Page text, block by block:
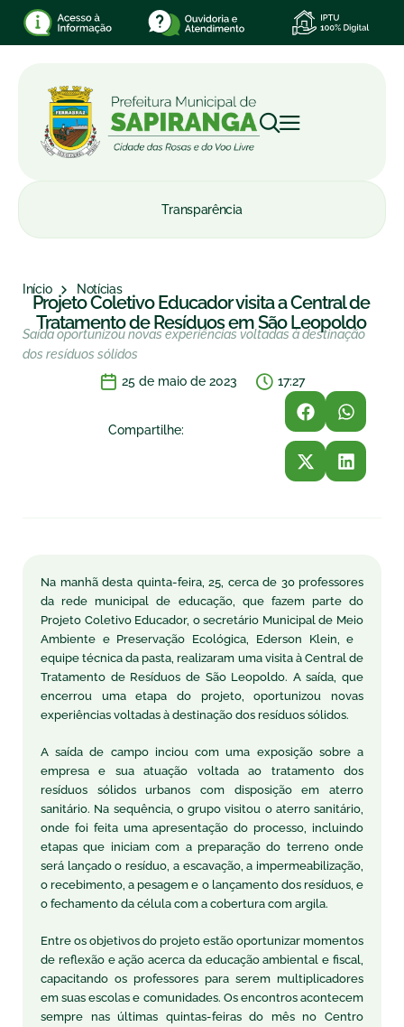
Transparência
Início Notícias
Projeto Coletivo Educador visita a Central de
Tratamento de Resíduos em São Leopoldo
Saída oportunizou novas experiências voltadas à destinação
dos resíduos sólidos
25 de maio de 2023
17:27
Compartilhe:
Na manhã desta quinta-feira, 25, cerca de 30 professores
da rede municipal de educação, que fazem parte do
Projeto Coletivo Educador, o secretário Municipal de Meio
Ambiente e Preservação Ecológica, Ederson Klein, e
equipe técnica da pasta, realizaram uma visita à Central de
Tratamento de Resíduos de São Leopoldo. A saída, que
encerrou uma etapa do projeto, oportunizou novas
experiências voltadas à destinação dos resíduos sólidos.
A saída de campo inciou com uma exposição sobre a
empresa e sua atuação voltada ao tratamento dos
resíduos sólidos urbanos com disposição em aterro
sanitário. Na sequência, o grupo visitou o aterro sanitário,
onde foi feita uma apresentação do processo, incluindo
etapas que iniciam com a preparação do terreno onde
será lançado o resíduo, a escavação, a impermeabilização,
o recebimento, a pesagem e o lançamento dos resíduos, e
o fechamento da célula com a cobertura com argila.
Entre os objetivos do projeto estão oportunizar momentos
de reflexão e ação acerca da educação ambiental e fiscal,
capacitando os professores para serem multiplicadores
em suas escolas e comunidades. Os encontros acontecem
sempre nas últimas quintas-feiras do mês no Centro